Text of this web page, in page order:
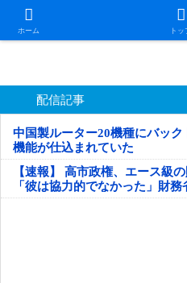
ホーム トッ
日本第一！ニュース録
配信記事
中国製ルーター20機種にバッ
機能が仕込まれていた
【速報】 高市政権、エース級
「彼は協力的でなかった」財
判明